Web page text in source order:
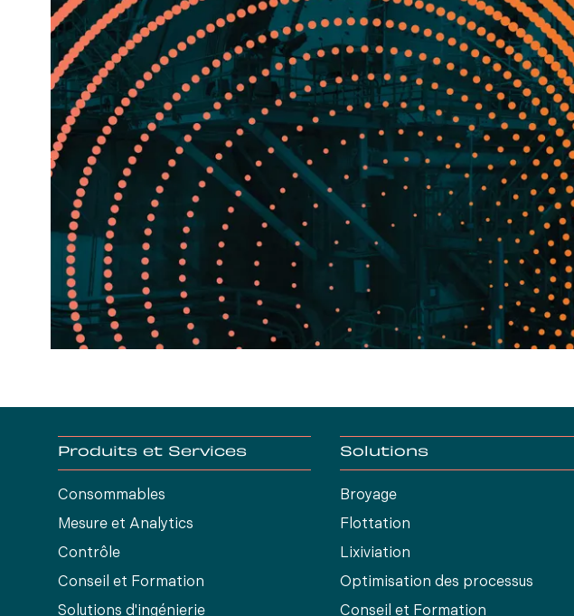
Produits et Services
Consommables
Mesure et Analytics
Contrôle
Conseil et Formation
Solutions d'ingénierie
Solutions
Broyage
Flottation
Lixiviation
Optimisation des processus
Conseil et Formation